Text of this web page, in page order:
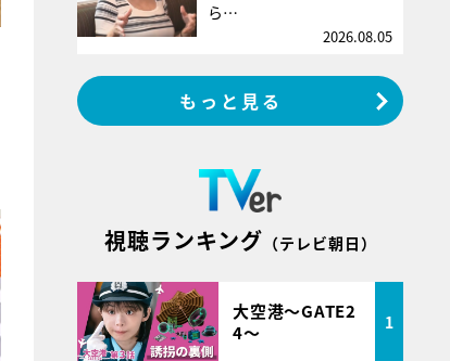
ら…
2026.08.05
もっと見る
視聴ランキング （テレビ朝日）
大空港～GATE2
4～
1